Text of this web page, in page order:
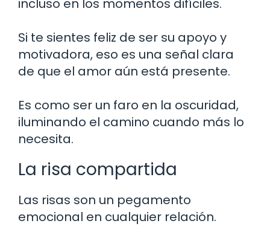
incluso en los momentos difíciles.
Si te sientes feliz de ser su apoyo y
motivadora, eso es una señal clara
de que el amor aún está presente.
Es como ser un faro en la oscuridad,
iluminando el camino cuando más lo
necesita.
La risa compartida
Las risas son un pegamento
emocional en cualquier relación.